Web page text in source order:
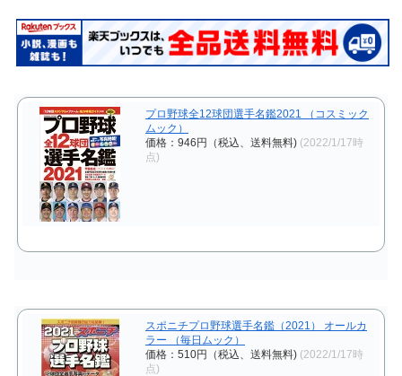
プロ野球全12球団選手名鑑2021 （コスミック
ムック）
価格：946円（税込、送料無料) (2022/1/17時
点)
スポニチプロ野球選手名鑑（2021） オールカ
ラー （毎日ムック）
価格：510円（税込、送料無料) (2022/1/17時
点)